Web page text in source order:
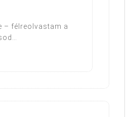
– félreolvastam a